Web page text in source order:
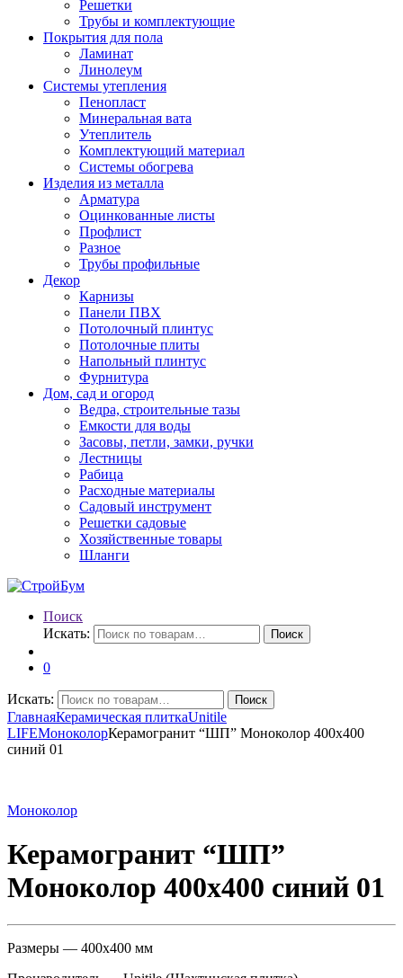
Решетки
Трубы и комплектующие
Покрытия для пола
Ламинат
Линолеум
Системы утепления
Пенопласт
Минеральная вата
Утеплитель
Комплектующий материал
Системы обогрева
Изделия из металла
Арматура
Оцинкованные листы
Профлист
Разное
Трубы профильные
Декор
Карнизы
Панели ПВХ
Потолочный плинтус
Потолочные плиты
Напольный плинтус
Фурнитура
Дом, сад и огород
Ведра, строительные тазы
Емкости для воды
Засовы, петли, замки, ручки
Лестницы
Рабица
Расходные материалы
Садовый инструмент
Решетки садовые
Хозяйственные товары
Шланги
Поиск
Искать:
Поиск
0
Искать: Поиск
ГлавнаяКерамическая плиткаUnitile
LIFEМоноколорКерамогранит “ШП” Моноколор 400х400
синий 01
Моноколор
Керамогранит “ШП”
Моноколор 400х400 синий 01
Размеры — 400х400 мм